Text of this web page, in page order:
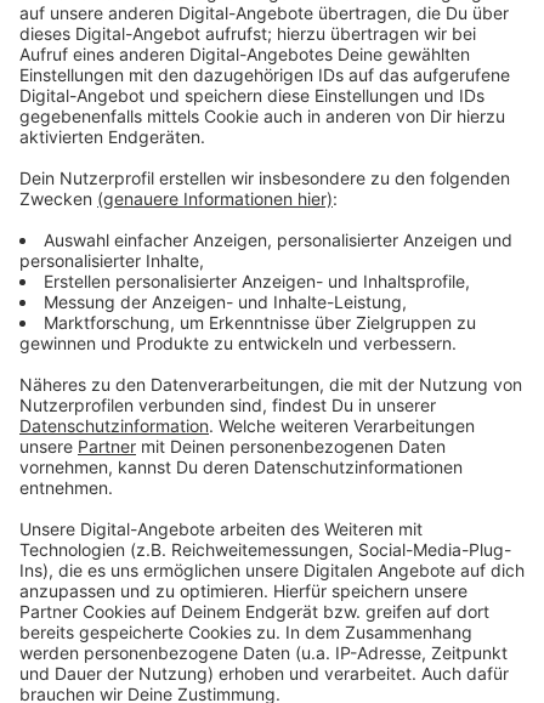
eine Klinik eingeliefert. Die Ermittler prüfen nun, ob das
Ehepaar möglicherweise gemeinsam sterben wollte.
Anzeige
Rentner muss sich vor Gericht verantworten
Anzeige
Die Ermittlungen zu den Hintergründen der Tat laufen.
Der 79-Jährige wird sich demnächst wegen eines
Tötungsdeliktes vor dem Landgericht verantworten
müssen,
Anzeige
Weitere Infos und Links zum Thema:
Anzeige
Die Meldung der Polizei zur Tat in Urdenbach